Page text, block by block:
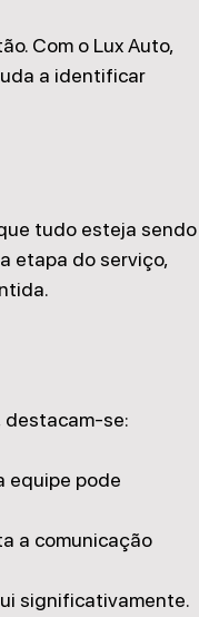
Com o Lux Auto,
a identificar
tudo esteja sendo
etapa do serviço,
destacam-se:
equipe pode
a comunicação
significativamente.